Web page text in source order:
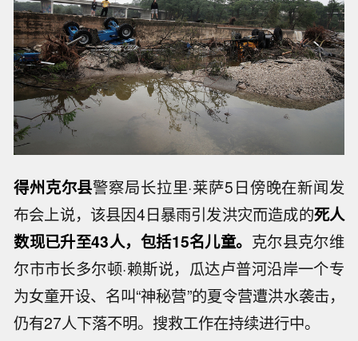
得州克尔县警察局长拉里·莱萨5日傍晚在新闻发
布会上说，该县因4日暴雨引发洪灾而造成的死人
数现已升至43人，包括15名儿童。 克尔县克尔维
尔市市长多尔顿·赖斯说，瓜达卢普河沿岸一个专
为女童开设、名叫“神秘营”的夏令营遭洪水袭击，
仍有27人下落不明。搜救工作在持续进行中。